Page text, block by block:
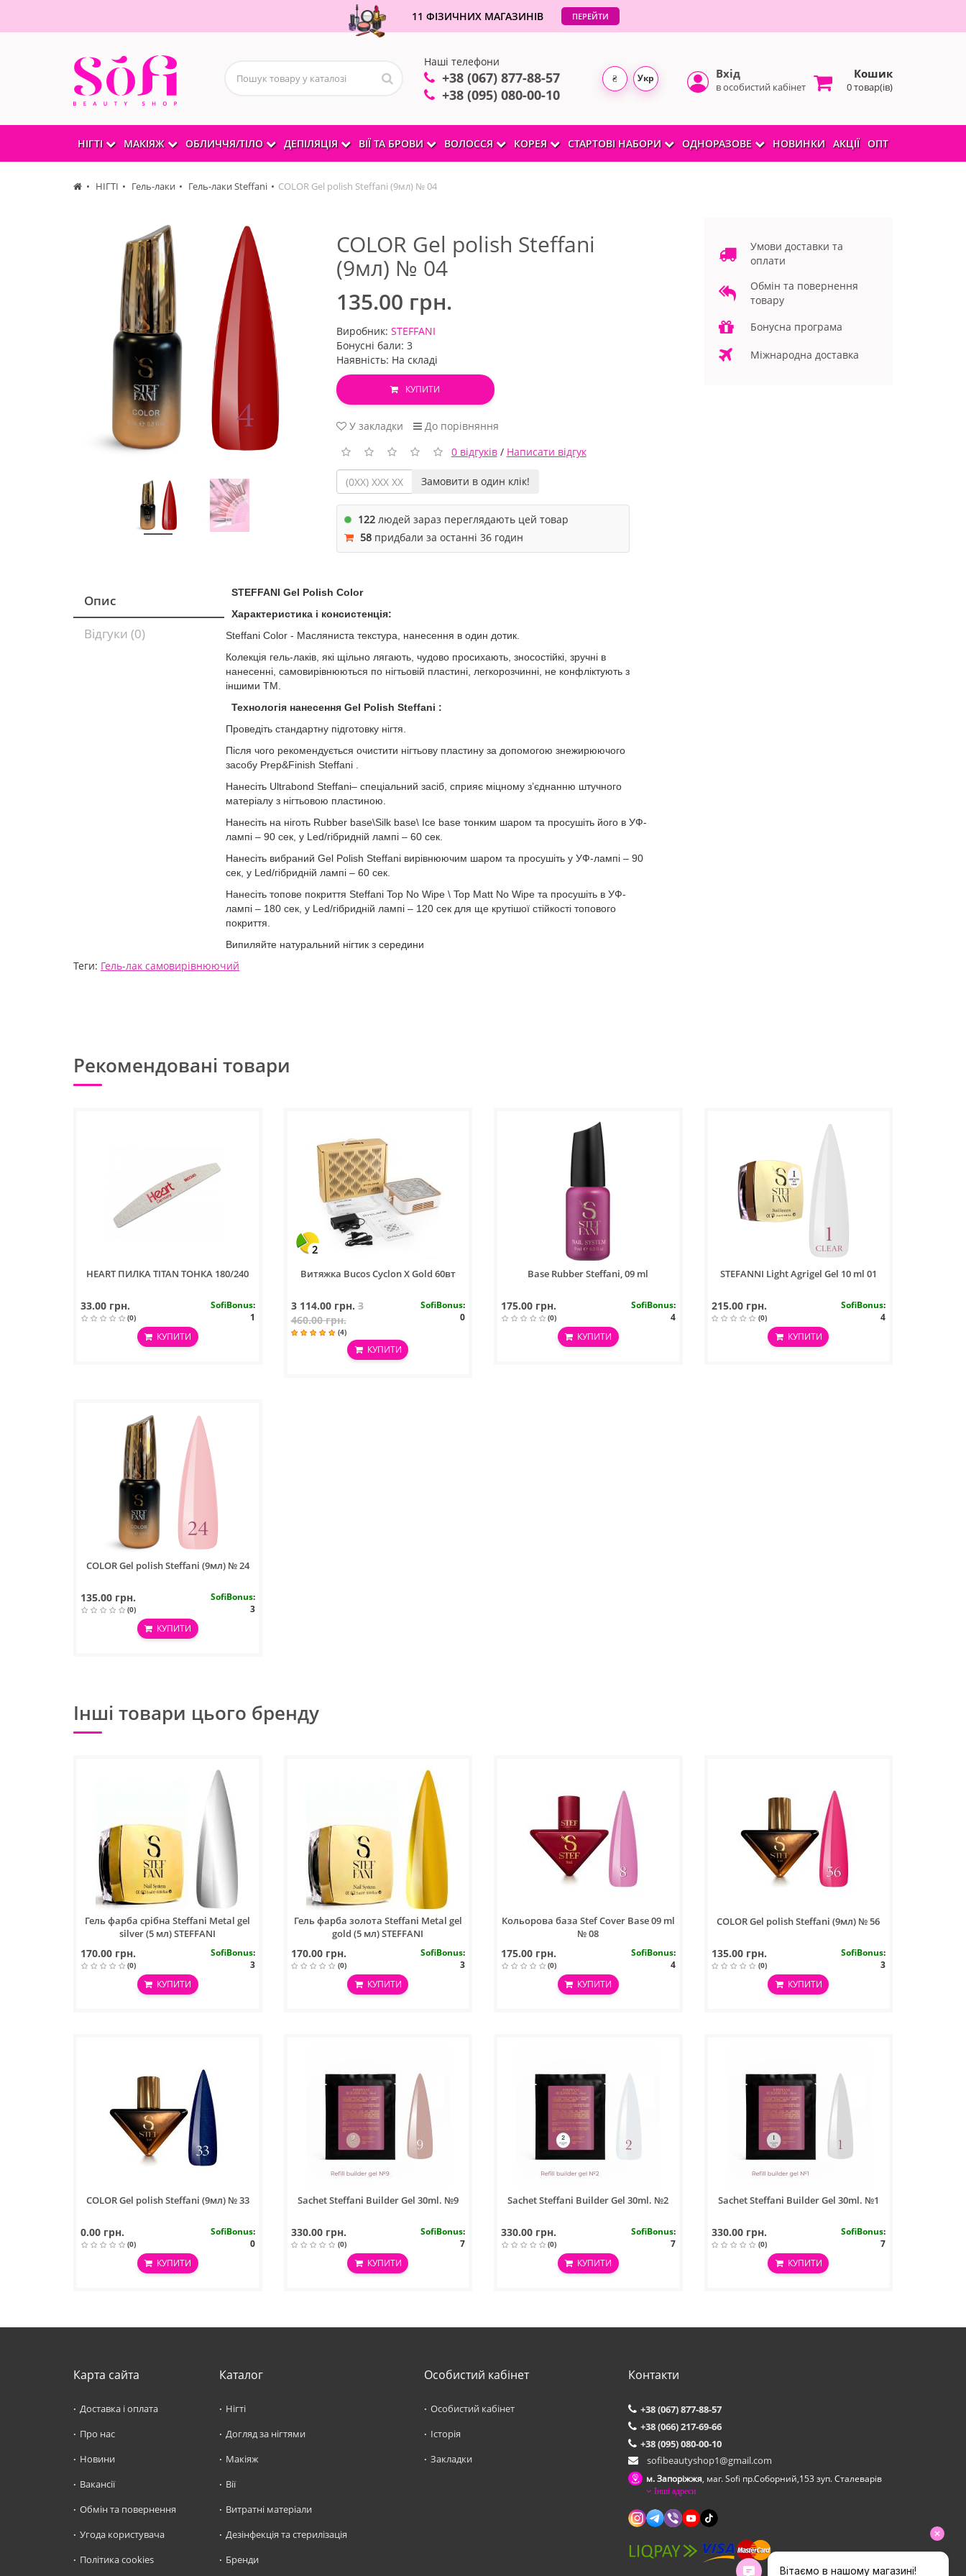
11 ФІЗИЧНИХ МАГАЗИНІВ ПЕРЕЙТИ
Наші телефони
+38 (067) 877-88-57
+38 (095) 080-00-10
₴ Укр Вхід
в особистий кабінет
Кошик
0 товар(ів)
НІГТІ МАКІЯЖ ОБЛИЧЧЯ/ТІЛО ДЕПІЛЯЦІЯ ВІЇ ТА БРОВИ ВОЛОССЯ КОРЕЯ СТАРТОВІ НАБОРИ ОДНОРАЗОВЕ НОВИНКИ АКЦІЇ ОПТ
НІГТІ Гель-лаки Гель-лаки Steffani COLOR Gel polish Steffani (9мл) № 04
COLOR Gel polish Steffani
(9мл) № 04
135.00 грн.
Виробник: STEFFANI
Бонусні бали: 3
Наявність: На складі
КУПИТИ
У закладки
До порівняння
0 відгуків/ Написати відгук
Замовити в один клік!
122людей зараз переглядають цей товар
58придбали за останні 36 годин
Опис
Відгуки (0)
STEFFANI Gel Polish Color
Характеристика і консистенція:
Steffani Color - Масляниста текстура, нанесення в один дотик.
Колекція гель-лаків, які щільно лягають, чудово просихають, зносостійкі, зручні в
нанесенні, самовирівнюються по нігтьовій пластині, легкорозчинні, не конфліктують з
іншими ТМ.
Технологія нанесення Gel Polish Steffani :
Проведіть стандартну підготовку нігтя.
Після чого рекомендується очистити нігтьову пластину за допомогою знежирюючого
засобу Prep&Finish Steffani .
Нанесіть Ultrabond Steffani– спеціальний засіб, сприяє міцному з’єднанню штучного
матеріалу з нігтьовою пластиною.
Нанесіть на ніготь Rubber base\Silk base\ Ice base тонким шаром та просушіть його в УФ-
лампі – 90 сек, у Led/гібридній лампі – 60 сек.
Нанесіть вибраний Gel Polish Steffani вирівнюючим шаром та просушіть у УФ-лампі – 90
сек, у Led/гібридній лампі – 60 сек.
Нанесіть топове покриття Steffani Top No Wipe \ Top Matt No Wipe та просушіть в УФ-
лампі – 180 сек, у Led/гібридній лампі – 120 сек для ще крутішої стійкості топового
покриття.
Випиляйте натуральний нігтик з середини
Теги: Гель-лак самовирівнюючий
Умови доставки та
оплати
Обмін та повернення
товару
Бонусна програма
Міжнародна доставка
Рекомендовані товари
HEART ПИЛКА TITAN ТОНКА 180/240
33.00 грн.
(0)
SofiBonus:
1
КУПИТИ
2
Витяжка Bucos Cyclon X Gold 60вт
3 114.00 грн. 3
460.00 грн.
(4)
SofiBonus:
0
КУПИТИ
Base Rubber Steffani, 09 ml
175.00 грн.
(0)
SofiBonus:
4
КУПИТИ
STEFANNI Light Agrigel Gel 10 ml 01
215.00 грн.
(0)
SofiBonus:
4
КУПИТИ
COLOR Gel polish Steffani (9мл) № 24
135.00 грн.
(0)
SofiBonus:
3
КУПИТИ
Інші товари цього бренду
Гель фарба срібна Steffani Metal gel
silver (5 мл) STEFFANI
170.00 грн.
(0)
SofiBonus:
3
КУПИТИ
Гель фарба золота Steffani Metal gel
gold (5 мл) STEFFANI
170.00 грн.
(0)
SofiBonus:
3
КУПИТИ
Кольорова база Stef Cover Base 09 ml
№ 08
175.00 грн.
(0)
SofiBonus:
4
КУПИТИ
COLOR Gel polish Steffani (9мл) № 56
135.00 грн.
(0)
SofiBonus:
3
КУПИТИ
COLOR Gel polish Steffani (9мл) № 33
0.00 грн.
(0)
SofiBonus:
0
КУПИТИ
Sachet Steffani Builder Gel 30ml. №9
330.00 грн.
(0)
SofiBonus:
7
КУПИТИ
Sachet Steffani Builder Gel 30ml. №2
330.00 грн.
(0)
SofiBonus:
7
КУПИТИ
Sachet Steffani Builder Gel 30ml. №1
330.00 грн.
(0)
SofiBonus:
7
КУПИТИ
Карта сайта
Доставка і оплата
Про нас
Новини
Вакансії
Обмін та повернення
Угода користувача
Політика cookies
Каталог
Нігті
Догляд за нігтями
Макіяж
Вії
Витратні матеріали
Дезінфекція та стерилізація
Бренди
Особистий кабінет
Особистий кабінет
Історія
Закладки
Контакти
+38 (067) 877-88-57
+38 (066) 217-69-66
+38 (095) 080-00-10
sofibeautyshop1@gmail.com
м. Запоріжжя, маг. Sofi пр.Соборний,153 зуп. Сталеварiв
Інші адреси